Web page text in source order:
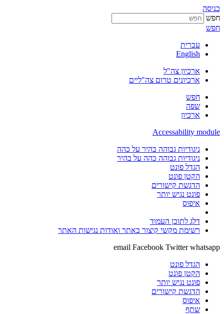
כניסה
חפש
חפש
עברית
English
ארכיון צה"ל
ארכיונים טרום צה"ליים
חפש
שפה
ארכיון
Accessability module
ניגודיות גבוהה בהיר על כהה
ניגודיות גבוהה כהה על בהיר
הגדל פונט
הקטן פונט
הדגשת קישורים
פונט נגיש יותר
איפוס
דלג לתוכן העמוד
רשימת מקשי קיצור באתר ואודות נגישות האתר
email Facebook Twitter whatsapp
הגדל פונט
הקטן פונט
פונט נגיש יותר
הדגשת קישורים
איפוס
שתף